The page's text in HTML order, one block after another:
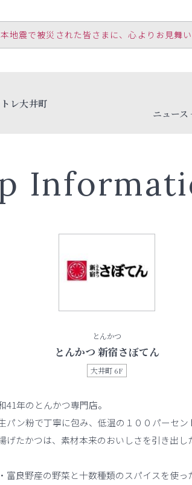
地震で被災された皆さまに、心よりお見舞
レ大井町
ニュース
とんかつ
とんかつ 新宿さぼてん
大井町 6F
41年のとんかつ専門店。
パン粉で丁寧に包み、低温の１００パーセン
げたかつは、素材本来のおいしさを引き出し
富良野産の野菜と十数種類のスパイスを使っ